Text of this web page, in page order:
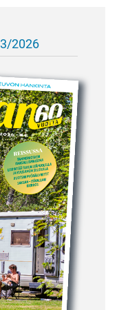
3/2026